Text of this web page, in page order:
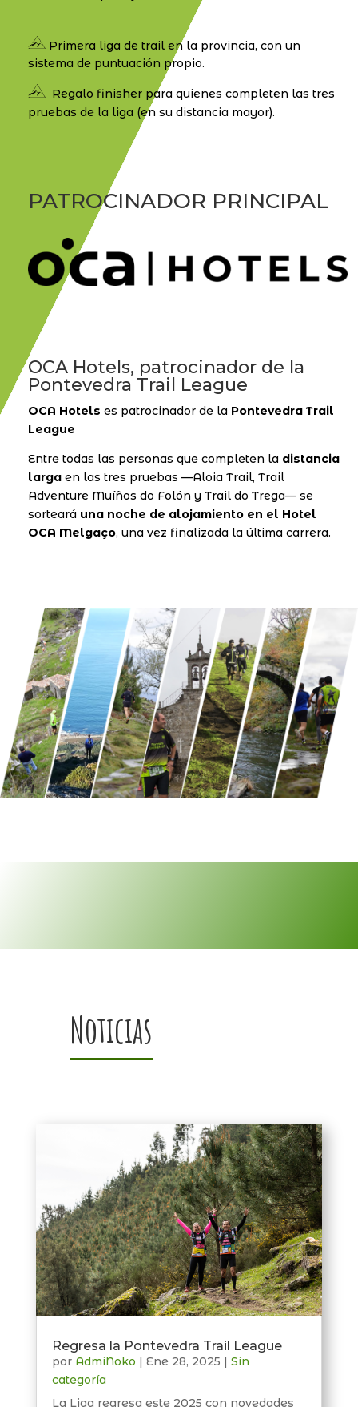
Primera liga de trail en la provincia, con un
sistema de puntuación propio.
Regalo finisher para quienes completen las tres
pruebas de la liga (en su distancia mayor).
PATROCINADOR PRINCIPAL
OCA Hotels, patrocinador de la
Pontevedra Trail League
OCA Hotels es patrocinador de la Pontevedra Trail
League
Entre todas las personas que completen la distancia
larga en las tres pruebas —Aloia Trail, Trail
Adventure Muíños do Folón y Trail do Trega— se
sorteará una noche de alojamiento en el Hotel
OCA Melgaço, una vez finalizada la última carrera.
Noticias
Regresa la Pontevedra Trail League
por AdmiNoko | Ene 28, 2025 | Sin
categoría
La Liga regresa este 2025 con novedades